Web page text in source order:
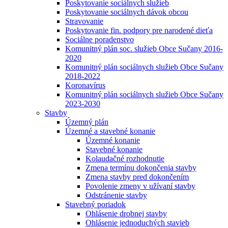
Poskytovanie sociálnych služieb
Poskytovanie sociálnych dávok obcou
Stravovanie
Poskytovanie fin. podpory pre narodené dieťa
Sociálne poradenstvo
Komunitný plán soc. služieb Obce Sučany 2016-
2020
Komunitný plán sociálnych služieb Obce Sučany
2018-2022
Koronavírus
Komunitný plán sociálnych služieb Obce Sučany
2023-2030
Stavby
Územný plán
Územné a stavebné konanie
Územné konanie
Stavebné konanie
Kolaudačné rozhodnutie
Zmena termínu dokončenia stavby
Zmena stavby pred dokončením
Povolenie zmeny v užívaní stavby
Odstránenie stavby
Stavebný poriadok
Ohlásenie drobnej stavby
Ohlásenie jednoduchých stavieb